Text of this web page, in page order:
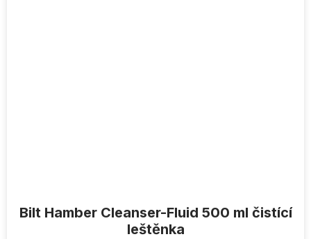
Bilt Hamber Cleanser-Fluid 500 ml čistící
leštěnka